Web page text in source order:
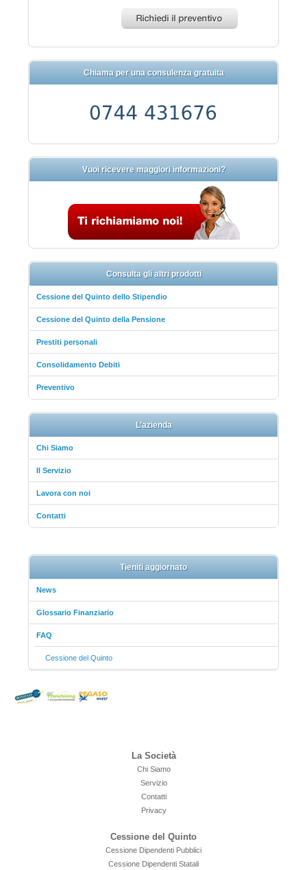
Chiama per una consulenza gratuita
Vuoi ricevere maggiori informazioni?
Consulta gli altri prodotti
Cessione del Quinto dello Stipendio
Cessione del Quinto della Pensione
Prestiti personali
Consolidamento Debiti
Preventivo
L’azienda
Chi Siamo
Il Servizio
Lavora con noi
Contatti
Tieniti aggiornato
News
Glossario Finanziario
FAQ
Cessione del Quinto
La Società
Chi Siamo
Servizio
Contatti
Privacy
Cessione del Quinto
Cessione Dipendenti Pubblici
Cessione Dipendenti Statali